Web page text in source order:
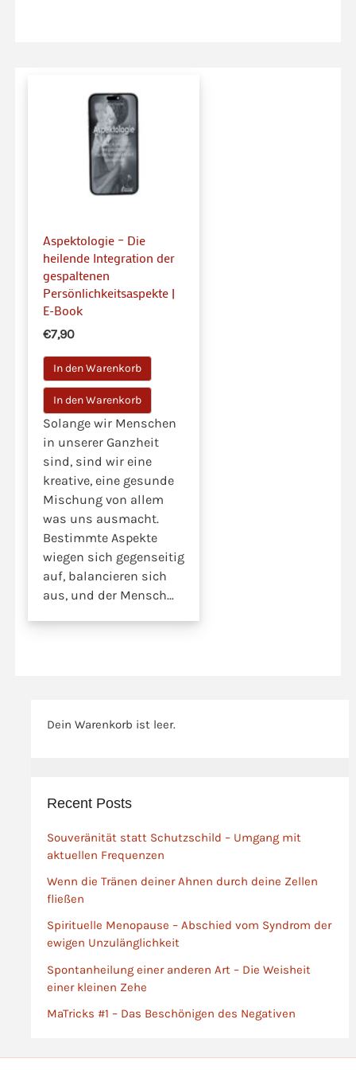
Aspektologie – Die
heilende Integration der
gespaltenen
Persönlichkeitsaspekte |
E-Book
€7,90
In den Warenkorb
Solange wir Menschen
in unserer Ganzheit
sind, sind wir eine
kreative, eine gesunde
Mischung von allem
was uns ausmacht.
Bestimmte Aspekte
wiegen sich gegenseitig
auf, balancieren sich
aus, und der Mensch
zugreifen.
sich gewisse Aspekte
artet etwas aus, und
eine unnatürliche
Disbalance entsteht …
Dein Warenkorb ist leer.
Recent Posts
Souveränität statt Schutzschild – Umgang mit
aktuellen Frequenzen
Wenn die Tränen deiner Ahnen durch deine Zellen
fließen
Spirituelle Menopause – Abschied vom Syndrom der
ewigen Unzulänglichkeit
Spontanheilung einer anderen Art – Die Weisheit
einer kleinen Zehe
MaTricks #1 – Das Beschönigen des Negativen